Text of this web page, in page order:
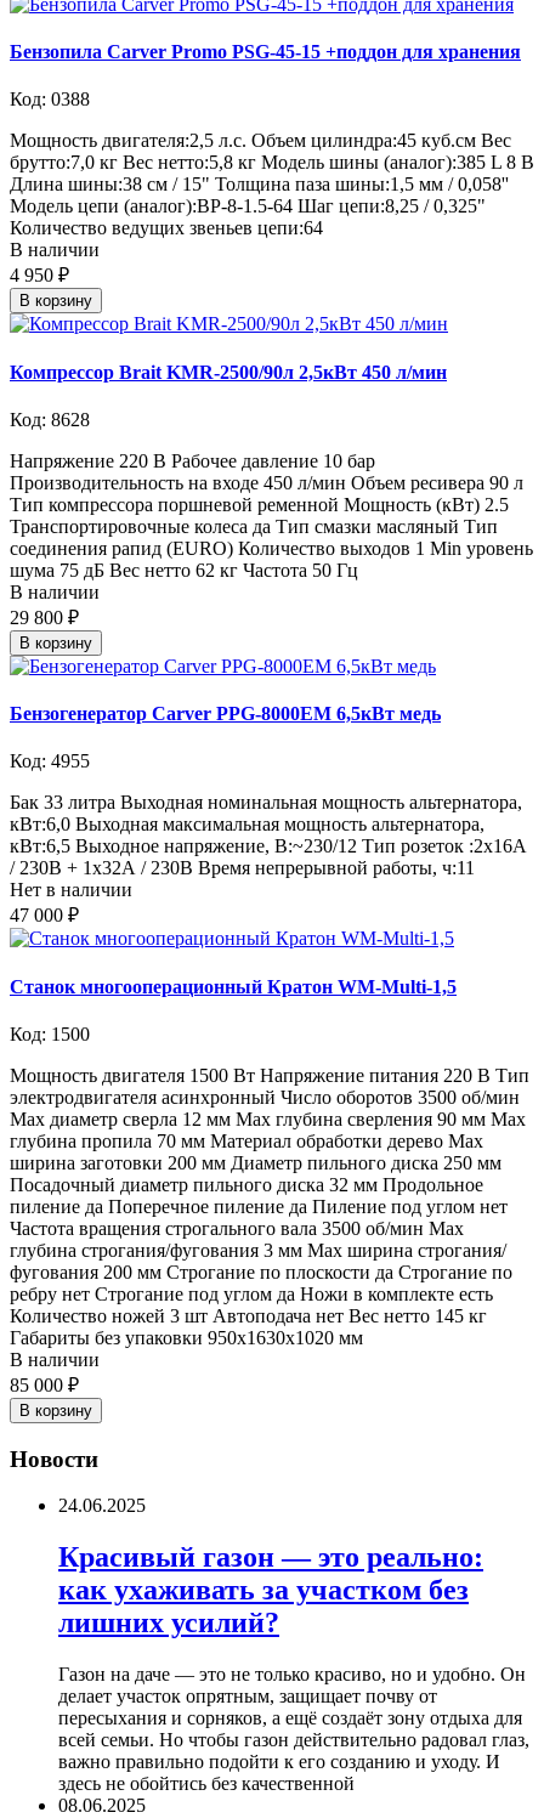
Бензопила Carver Promo PSG-45-15 +поддон для хранения
Код: 0388
Мощность двигателя:2,5 л.с. Объем цилиндра:45 куб.см Вес
брутто:7,0 кг Вес нетто:5,8 кг Модель шины (аналог):385 L 8 B
Длина шины:38 см / 15" Толщина паза шины:1,5 мм / 0,058''
Модель цепи (аналог):BP-8-1.5-64 Шаг цепи:8,25 / 0,325"
Количество ведущих звеньев цепи:64
В наличии
4 950 ₽
В корзину
Компрессор Brait KMR-2500/90л 2,5кВт 450 л/мин
Код: 8628
Напряжение 220 В Рабочее давление 10 бар
Производительность на входе 450 л/мин Объем ресивера 90 л
Тип компрессора поршневой ременной Мощность (кВт) 2.5
Транспортировочные колеса да Тип смазки масляный Тип
соединения рапид (EURO) Количество выходов 1 Min уровень
шума 75 дБ Вес нетто 62 кг Частота 50 Гц
В наличии
29 800 ₽
В корзину
Бензогенератор Carver PPG-8000EM 6,5кВт медь
Код: 4955
Бак 33 литра Выходная номинальная мощность альтернатора,
кВт:6,0 Выходная максимальная мощность альтернатора,
кВт:6,5 Выходное напряжение, В:~230/12 Тип розеток :2x16А
/ 230В + 1x32А / 230В Время непрерывной работы, ч:11
Нет в наличии
47 000 ₽
Станок многооперационный Кратон WM-Multi-1,5
Код: 1500
Мощность двигателя 1500 Вт Напряжение питания 220 В Тип
электродвигателя асинхронный Число оборотов 3500 об/мин
Max диаметр сверла 12 мм Max глубина сверления 90 мм Max
глубина пропила 70 мм Материал обработки дерево Max
ширина заготовки 200 мм Диаметр пильного диска 250 мм
Посадочный диаметр пильного диска 32 мм Продольное
пиление да Поперечное пиление да Пиление под углом нет
Частота вращения строгального вала 3500 об/мин Max
глубина строгания/фугования 3 мм Max ширина строгания/
фугования 200 мм Строгание по плоскости да Строгание по
ребру нет Строгание под углом да Ножи в комплекте есть
Количество ножей 3 шт Автоподача нет Вес нетто 145 кг
Габариты без упаковки 950х1630х1020 мм
В наличии
85 000 ₽
В корзину
Новости
24.06.2025
Красивый газон — это реально:
как ухаживать за участком без
лишних усилий?
Газон на даче — это не только красиво, но и удобно. Он
делает участок опрятным, защищает почву от
пересыхания и сорняков, а ещё создаёт зону отдыха для
всей семьи. Но чтобы газон действительно радовал глаз,
важно правильно подойти к его созданию и уходу. И
здесь не обойтись без качественной
08.06.2025